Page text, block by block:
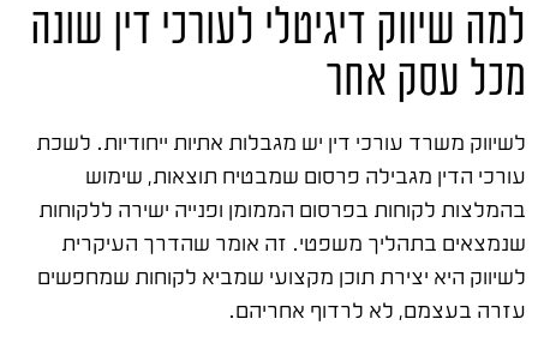
למה שיווק דיגיטלי לעורכי דין שונה
מכל עסק אחר
לשיווק משרד עורכי דין יש מגבלות אתיות ייחודיות. לשכת
עורכי הדין מגבילה פרסום שמבטיח תוצאות, שימוש
בהמלצות לקוחות בפרסום הממומן ופנייה ישירה ללקוחות
שנמצאים בתהליך משפטי. זה אומר שהדרך העיקרית
לשיווק היא יצירת תוכן מקצועי שמביא לקוחות שמחפשים
עזרה בעצמם, לא לרדוף אחריהם.